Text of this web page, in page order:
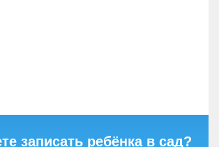
записать ребёнка в сад?